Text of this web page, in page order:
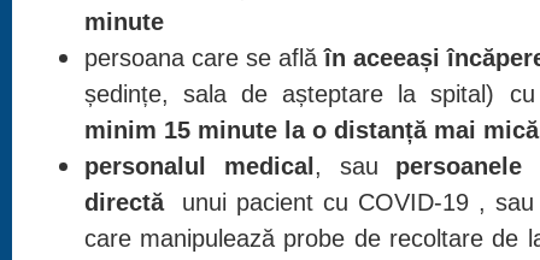
minute
persoana care se aflăîn aceeași
ședințe, sala de așteptare la spital)
minim 15 minute la o distanță mai
personalul medical , sau
directăunui pacient cu COVID-19 ,
care manipulează probe de recoltare de